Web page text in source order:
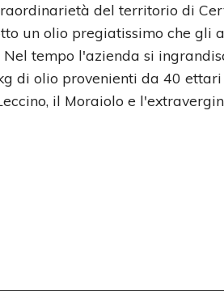
del territorio di
un olio pregiatissimo che gli
tempo l'azienda si
di olio provenienti da 40
il Moraiolo e